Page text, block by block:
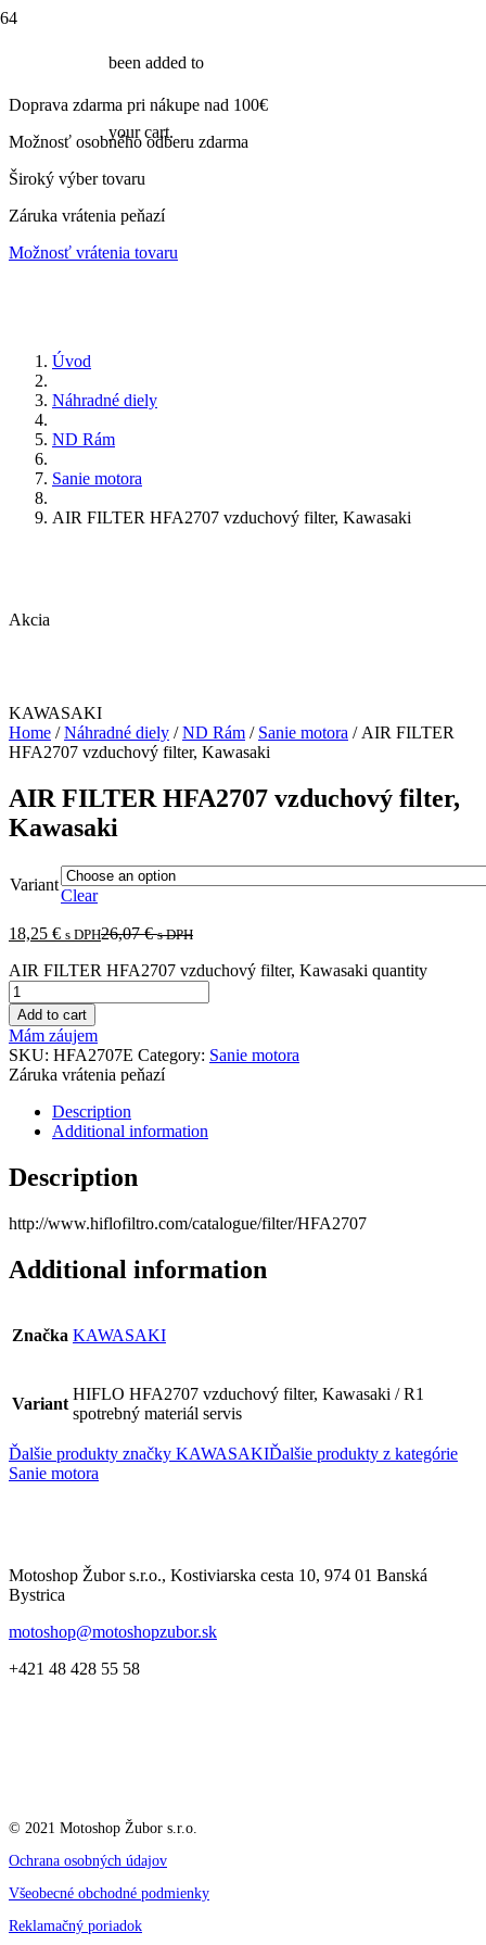
been added to
your cart.
Doprava zdarma pri nákupe nad 100€
Možnosť osobného odberu zdarma
Široký výber tovaru
Záruka vrátenia peňazí
Možnosť vrátenia tovaru
Úvod
Náhradné diely
ND Rám
Sanie motora
AIR FILTER HFA2707 vzduchový filter, Kawasaki
Akcia
KAWASAKI
Home /Náhradné diely /ND Rám / Sanie motora / AIR FILTER
HFA2707 vzduchový filter, Kawasaki
AIR FILTER HFA2707 vzduchový filter,
Kawasaki
Variant
Clear
18,25 € s DPH26,07€ s DPH
AIR FILTER HFA2707 vzduchový filter, Kawasaki quantity
Add to cart
Mám záujem
SKU: HFA2707E Category: Sanie motora
Záruka vrátenia peňazí
Description
Additional information
Description
http://www.hiflofiltro.com/catalogue/filter/HFA2707
Additional information
Značka KAWASAKI
Variant
HIFLO HFA2707 vzduchový filter, Kawasaki / R1
spotrebný materiál servis
Ďalšie produkty značky KAWASAKIĎalšie produkty z kategórie
Sanie motora
Motoshop Žubor s.r.o., Kostiviarska cesta 10, 974 01 Banská
Bystrica
motoshop@motoshopzubor.sk
+421 48 428 55 58
© 2021 Motoshop Žubor s.r.o.
Ochrana osobných údajov
Všeobecné obchodné podmienky
Reklamačný poriadok